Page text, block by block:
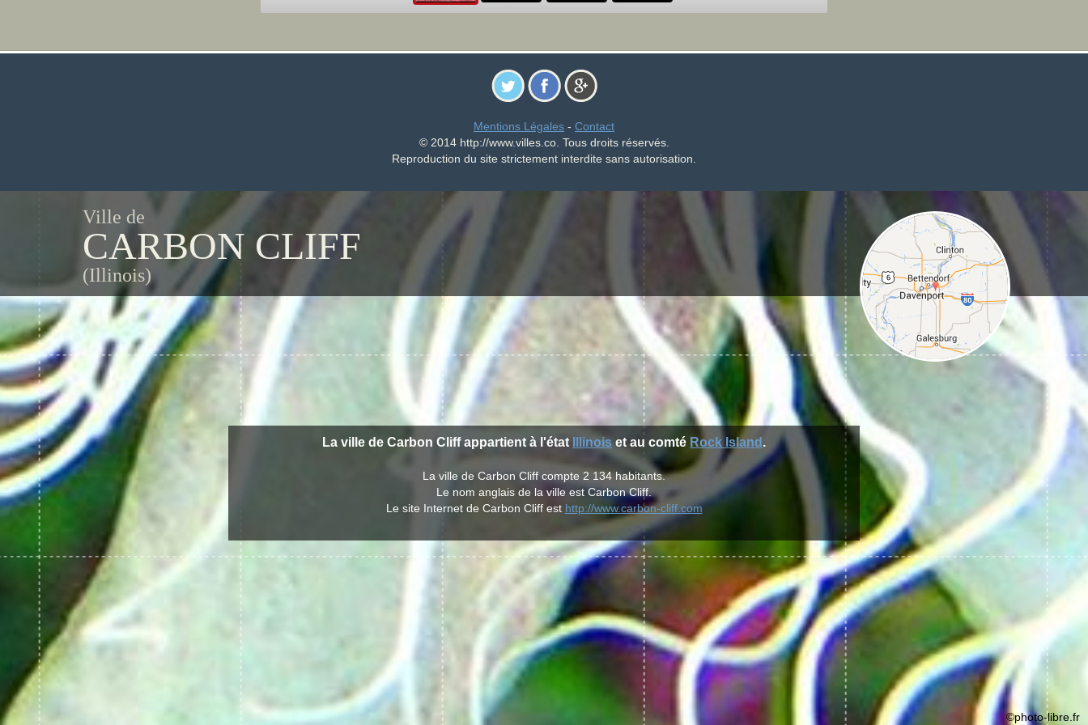
Mentions Légales - Contact
© 2014 http://www.villes.co. Tous droits réservés.
Reproduction du site strictement interdite sans autorisation.
Ville de
CARBON CLIFF
(Illinois)
La ville de Carbon Cliff appartient à l'état Illinois et au comté Rock Island .
La ville de Carbon Cliff compte 2 134 habitants.
Le nom anglais de la ville est Carbon Cliff.
Le site Internet de Carbon Cliff est http://www.carbon-cliff.com
©photo-libre.fr